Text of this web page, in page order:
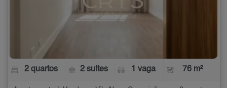
2 quartos 2 suítes 1 vaga 76 m²